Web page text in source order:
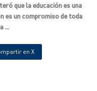
que la educación es una
es un compromiso de toda
...
en X